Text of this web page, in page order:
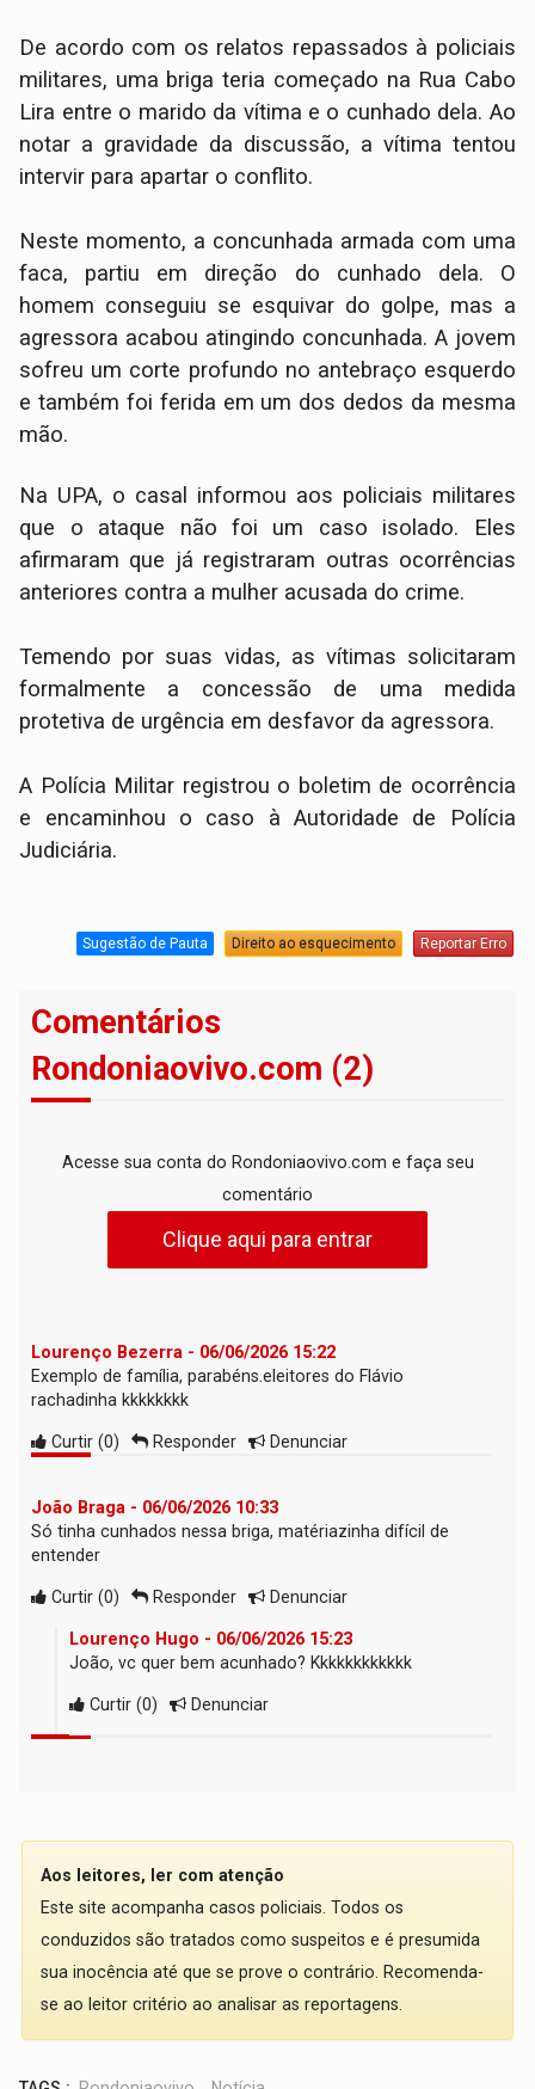
​De acordo com os relatos repassados à policiais
militares, uma briga teria começado na Rua Cabo
Lira entre o marido da vítima e o cunhado dela. Ao
notar a gravidade da discussão, a vítima tentou
intervir para apartar o conflito.
​Neste momento, a concunhada armada com uma
faca, partiu em direção do cunhado dela. O
homem conseguiu se esquivar do golpe, mas a
agressora acabou atingindo concunhada. A jovem
sofreu um corte profundo no antebraço esquerdo
e também foi ferida em um dos dedos da mesma
mão.
​Na UPA, o casal informou aos policiais militares
que o ataque não foi um caso isolado. Eles
afirmaram que já registraram outras ocorrências
anteriores contra a mulher acusada do crime.
Temendo por suas vidas, as vítimas solicitaram
formalmente a concessão de uma medida
protetiva de urgência em desfavor da agressora.
​A Polícia Militar registrou o boletim de ocorrência
e encaminhou o caso à Autoridade de Polícia
Judiciária.
Sugestão de Pauta Direito ao esquecimento Reportar Erro
Comentários
Rondoniaovivo.com (2)
Acesse sua conta do Rondoniaovivo.com e faça seu
comentário
Clique aqui para entrar
Lourenço Bezerra - 06/06/2026 15:22
Exemplo de família, parabéns.eleitores do Flávio
rachadinha kkkkkkkk
Curtir (0) Responder Denunciar
João Braga - 06/06/2026 10:33
Só tinha cunhados nessa briga, matériazinha difícil de
entender
Curtir (0) Responder Denunciar
Lourenço Hugo - 06/06/2026 15:23
João, vc quer bem acunhado? Kkkkkkkkkkkk
Curtir (0) Denunciar
Aos leitores, ler com atenção
Este site acompanha casos policiais. Todos os
conduzidos são tratados como suspeitos e é presumida
sua inocência até que se prove o contrário. Recomenda-
se ao leitor critério ao analisar as reportagens.